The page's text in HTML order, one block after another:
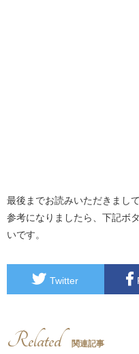
最後までお読みいただきまし
参考になりましたら、下記ボ
いです。
Twitter
Related 関連記事